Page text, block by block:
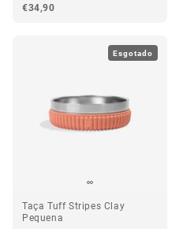
€34,90
Esgotado
Taça Tuff Stripes Clay
Pequena